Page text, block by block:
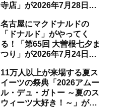
寺店」が2026年7月28日に
味わい＆注目ポイントは？
【レポート／大須観音・上
前津／独自取材】
名古屋にマクドナルドの
「ドナルド」がやってく
る！「第65回 大曽根七夕ま
つり」が2026年7月24日～
り・ジャズライブ・道路お
絵かきと楽しい企画がいっ
ぱいな夏祭りの見どころ
は？【まとめ／大曽根】
11万人以上が来場する夏ス
イーツの祭典「2026アムー
ル・デュ・ガトー ～夏のス
ウィーツ大好き！～」が